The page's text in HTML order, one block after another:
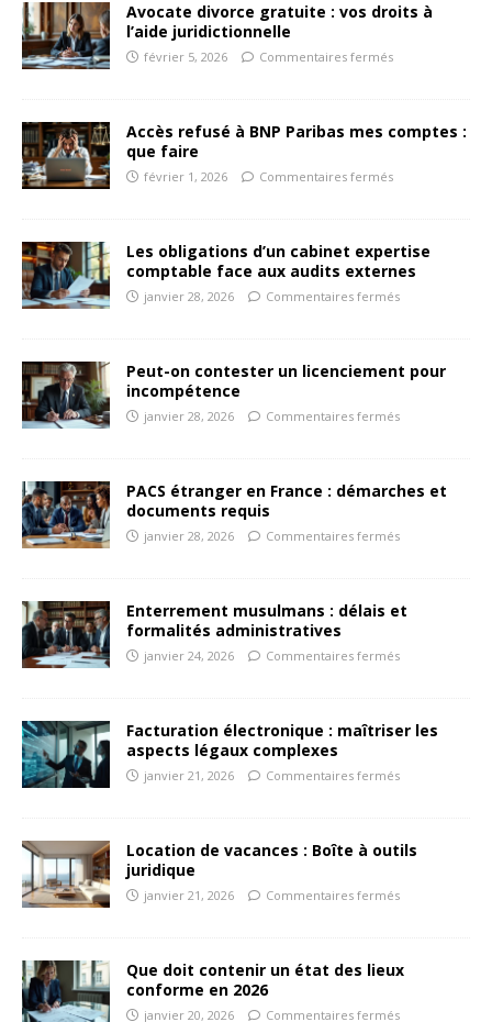
Avocate divorce gratuite : vos droits à
l’aide juridictionnelle
février 5, 2026 Commentaires fermés
Accès refusé à BNP Paribas mes comptes :
que faire
février 1, 2026 Commentaires fermés
Les obligations d’un cabinet expertise
comptable face aux audits externes
janvier 28, 2026 Commentaires fermés
Peut-on contester un licenciement pour
incompétence
janvier 28, 2026 Commentaires fermés
PACS étranger en France : démarches et
documents requis
janvier 28, 2026 Commentaires fermés
Enterrement musulmans : délais et
formalités administratives
janvier 24, 2026 Commentaires fermés
Facturation électronique : maîtriser les
aspects légaux complexes
janvier 21, 2026 Commentaires fermés
Location de vacances : Boîte à outils
juridique
janvier 21, 2026 Commentaires fermés
Que doit contenir un état des lieux
conforme en 2026
janvier 20, 2026 Commentaires fermés